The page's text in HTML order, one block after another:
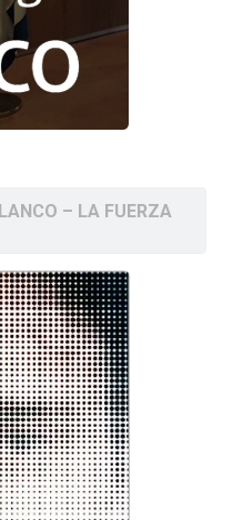
– LA FUERZA